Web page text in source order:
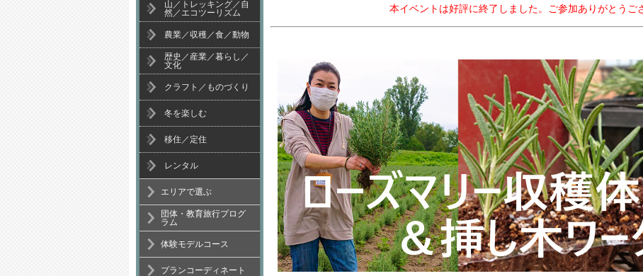
でしかできない感動体験情報を発信しています。
山／トレッキング／自
然／エコツーリズム
農業／収穫／食／動物
歴史／産業／暮らし／
文化
クラフト／ものづくり
冬を楽しむ
移住／定住
レンタル
エリアで選ぶ
団体・教育旅行プログ
ラム
体験モデルコース
プランコーディネート
本イベントは好評に終了しました。ご参加ありがとうご